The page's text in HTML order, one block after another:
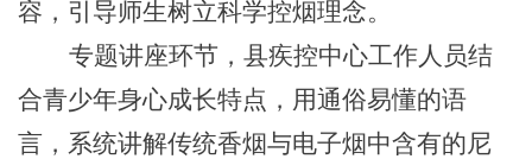
容，引导师生树立科学控烟理念。
专题讲座环节，县疾控中心工作人员结
合青少年身心成长特点，用通俗易懂的语
言，系统讲解传统香烟与电子烟中含有的尼